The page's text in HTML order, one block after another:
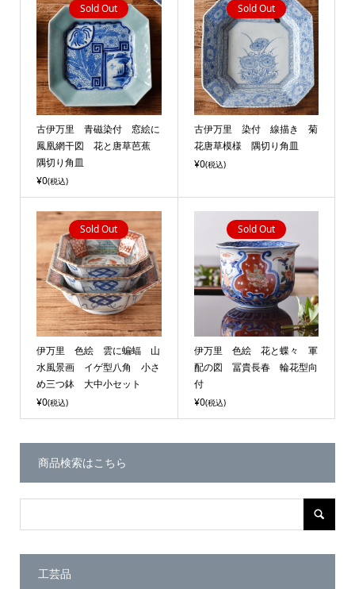
Sold Out
古伊万里 青磁染付 窓絵に
鳳凰網干図 花と唐草芭蕉
隅切り角皿
¥0(税込)
Sold Out
古伊万里 染付 線描き 菊
花唐草模様 隅切り角皿
¥0(税込)
Sold Out
伊万里 色絵 雲に蝙蝠 山
水風景画 イゲ型八角 小さ
め三つ鉢 大中小セット
¥0(税込)
Sold Out
伊万里 色絵 花と蝶々 軍
配の図 冨貴長春 輪花型向
付
¥0(税込)
商品検索はこちら
工芸品